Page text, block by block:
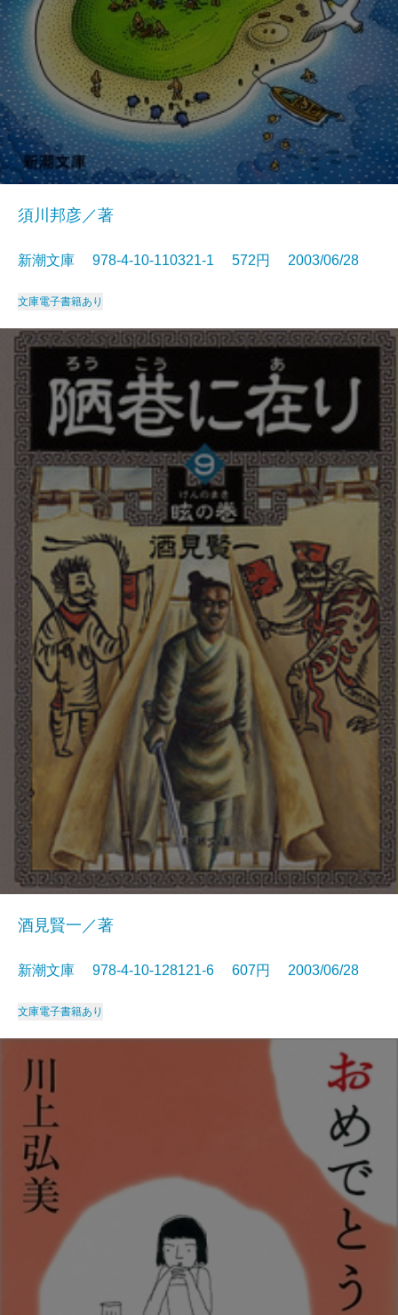
須川邦彦／著
新潮文庫 978-4-10-110321-1 572円 2003/06/28
文庫電子書籍あり
酒見賢一／著
新潮文庫 978-4-10-128121-6 607円 2003/06/28
文庫電子書籍あり